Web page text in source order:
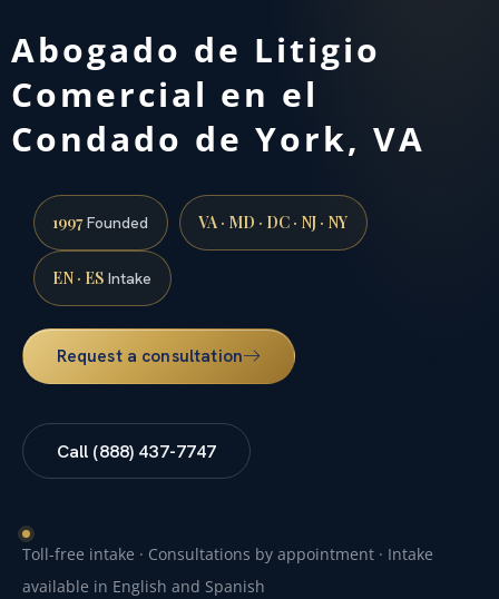
Abogado de Litigio
Comercial en el
Condado de York, VA
1997Founded VA · MD · DC · NJ · NY
EN · ES Intake
Request a consultation
Call (888) 437-7747
Toll-free intake · Consultations by appointment · Intake
available in English and Spanish